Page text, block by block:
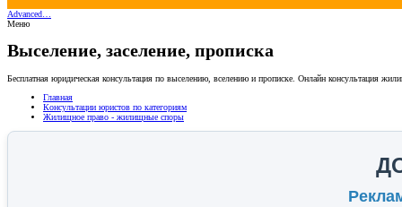
Advanced…
Меню
Выселение, заселение, прописка
Бесплатная юридическая консультация по выселению, вселению и прописке. Онлайн консультация
Главная
Консультации юристов по категориям
Жилищное право - жилищные споры